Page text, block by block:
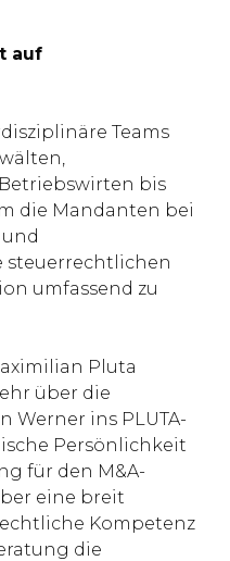
auf
Teams
bis
die Mandanten bei
steuerrechtlichen
umfassend zu
Pluta
über die
Werner ins PLUTA-
Persönlichkeit
für den M&A-
eine breit
Kompetenz
die